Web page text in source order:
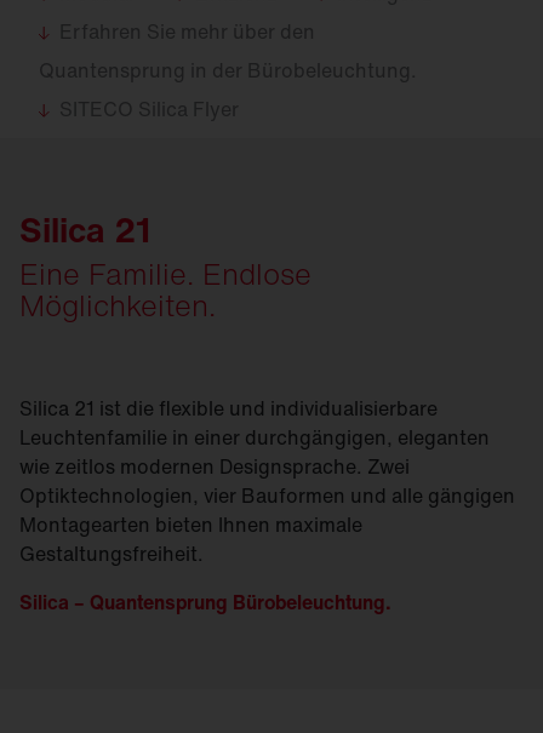
Erfahren Sie mehr über den
Quantensprung in der Bürobeleuchtung.
SITECO Silica Flyer
Silica 21
Eine Familie. Endlose
Möglichkeiten.
Silica 21 ist die flexible und individualisierbare
Leuchtenfamilie in einer durchgängigen, eleganten
wie zeitlos modernen Designsprache. Zwei
Optiktechnologien, vier Bauformen und alle gängigen
Montagearten bieten Ihnen maximale
Gestaltungsfreiheit.
Silica – Quantensprung Bürobeleuchtung.